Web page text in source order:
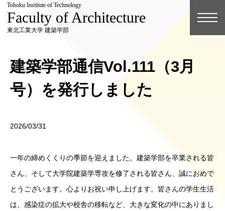
Tohoku Institute of Technology
Faculty of Architecture
東北工業大学 建築学部
建築学部通信Vol.111（3月
号）を発行しました
2026/03/31
一年の締めくくりの季節を迎えました。建築学部を卒業される皆
さん、そして大学院建築学専攻を修了される皆さん、誠におめで
とうございます。心よりお祝い申し上げます。皆さんの学生生活
は、感染症の拡大や校舎の移転など、大きな変化の中にありまし